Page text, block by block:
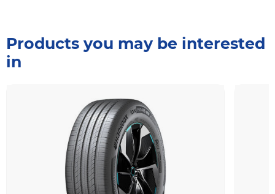
Products you may be interested
in